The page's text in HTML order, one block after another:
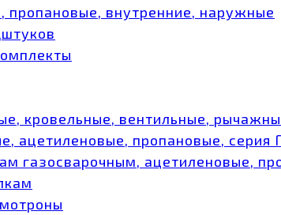
пропановые, внутренние, наружные
кровельные, вентильные,
ацетиленовые, пропановые, серия
газосварочным, ацетиленовые,